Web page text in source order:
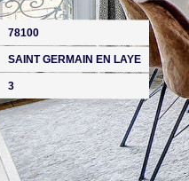
78100
SAINT GERMAIN EN LAYE
3